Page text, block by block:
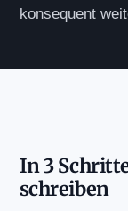
konsequent
In 3
schreiben